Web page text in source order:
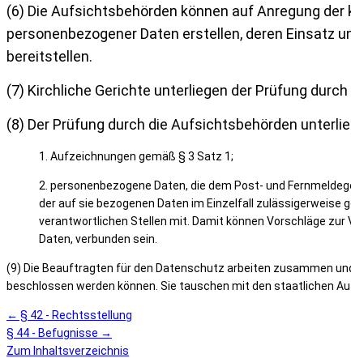
(6) Die Aufsichtsbehörden können auf Anregung der
personenbezogener Daten erstellen, deren Einsatz
bereitstellen.
(7) Kirchliche Gerichte unterliegen der Prüfung
(8) Der Prüfung durch die Aufsichtsbehörden
1. Aufzeichnungen gemäß § 3 Satz 1;
2. personenbezogene Daten, die dem Post- und
der auf sie bezogenen Daten im Einzelfall
verantwortlichen Stellen mit. Damit können Vorschläge
Daten, verbunden sein.
(9) Die Beauftragten für den Datenschutz arbeiten zusammen
beschlossen werden können. Sie tauschen mit den staatlichen
← § 42 - Rechtsstellung
§ 44 - Befugnisse →
Zum Inhaltsverzeichnis